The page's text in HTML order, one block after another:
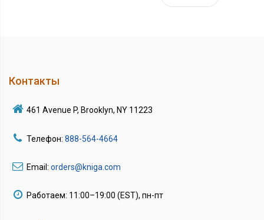
Контакты
461 Avenue P, Brooklyn, NY 11223
Телефон: 888-564-4664
Email: orders@kniga.com
Работаем: 11:00–19:00 (EST), пн-пт